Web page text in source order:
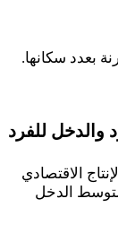
بعدد سكانها.
والدخل للفرد
الاقتصادي
الدخل